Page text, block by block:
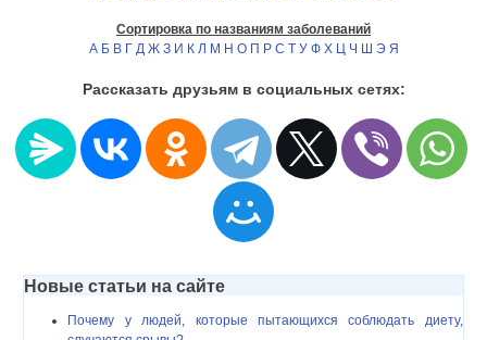
Сортировка по названиям заболеваний
А Б В Г Д Ж З И К Л М Н О П Р С Т У Ф Х Ц Ч Ш Э Я
Рассказать друзьям в социальных сетях:
Новые статьи на сайте
Почему у людей, которые пытающихся соблюдать диету,